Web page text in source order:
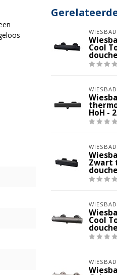
Cool
HoH -
Zwart
Cool